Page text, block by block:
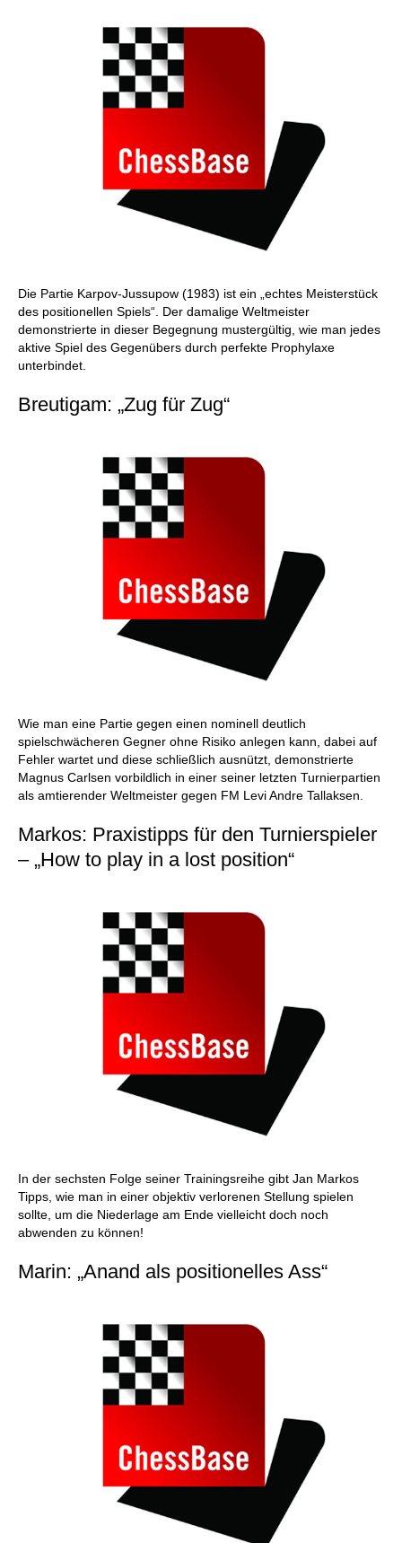
Die Partie Karpov-Jussupow (1983) ist ein „echtes Meisterstück
des positionellen Spiels“. Der damalige Weltmeister
demonstrierte in dieser Begegnung mustergültig, wie man jedes
aktive Spiel des Gegenübers durch perfekte Prophylaxe
unterbindet.
Breutigam: „Zug für Zug“
Wie man eine Partie gegen einen nominell deutlich
spielschwächeren Gegner ohne Risiko anlegen kann, dabei auf
Fehler wartet und diese schließlich ausnützt, demonstrierte
Magnus Carlsen vorbildlich in einer seiner letzten Turnierpartien
als amtierender Weltmeister gegen FM Levi Andre Tallaksen.
Markos: Praxistipps für den Turnierspieler
– „How to play in a lost position“
In der sechsten Folge seiner Trainingsreihe gibt Jan Markos
Tipps, wie man in einer objektiv verlorenen Stellung spielen
sollte, um die Niederlage am Ende vielleicht doch noch
abwenden zu können!
Marin: „Anand als positionelles Ass“